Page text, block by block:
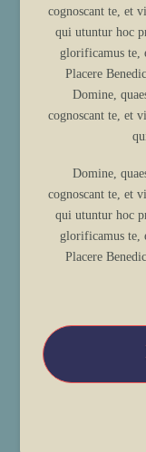
cognoscant te, et
qui utuntur hoc
glorificamus te,
Placere
Domine,
cognoscant te, et
Domine,
cognoscant te, et
qui utuntur hoc
glorificamus te,
Placere